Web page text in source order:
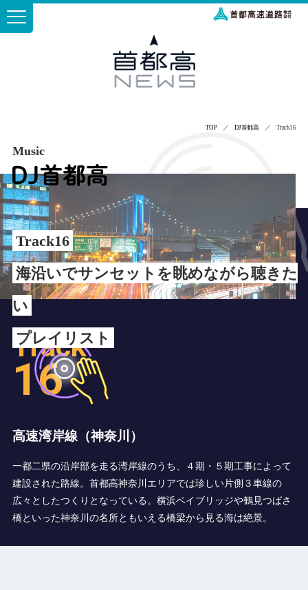
TOP／ DJ首都高／ Track16
Music
Track16
海沿いでサンセットを眺めながら聴きた
い
プレイリスト
Track
16
高速湾岸線（神奈川）
一都二県の沿岸部を走る湾岸線のうち、４期・５期工事によって
建設された路線。首都高神奈川エリアでは珍しい片側３車線の
広々としたつくりとなっている。横浜ベイブリッジや鶴見つばさ
橋といった神奈川の名所ともいえる橋梁から見る海は絶景。